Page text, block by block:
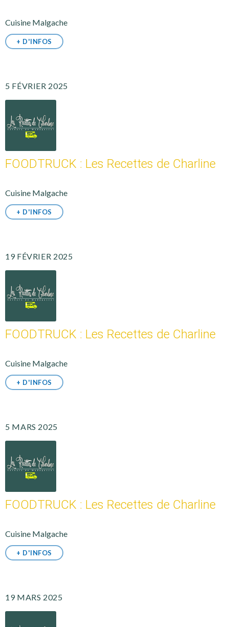
Cuisine Malgache
+ D'INFOS
5 FÉVRIER 2025
FOODTRUCK : Les Recettes de Charline
Cuisine Malgache
+ D'INFOS
19 FÉVRIER 2025
FOODTRUCK : Les Recettes de Charline
Cuisine Malgache
+ D'INFOS
5 MARS 2025
FOODTRUCK : Les Recettes de Charline
Cuisine Malgache
+ D'INFOS
19 MARS 2025